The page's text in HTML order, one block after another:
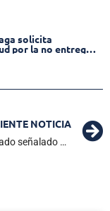
solicita
por la no entrega
NOTICIA
Murió soldado señalado de asesinar a tres militares en la Tagua Putumayo